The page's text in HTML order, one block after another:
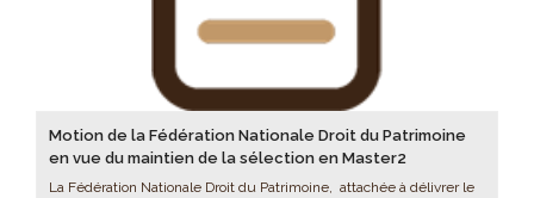
Motion de la Fédération Nationale Droit du Patrimoine
en vue du maintien de la sélection en Master2
La Fédération Nationale Droit du Patrimoine, attachée à délivrer le